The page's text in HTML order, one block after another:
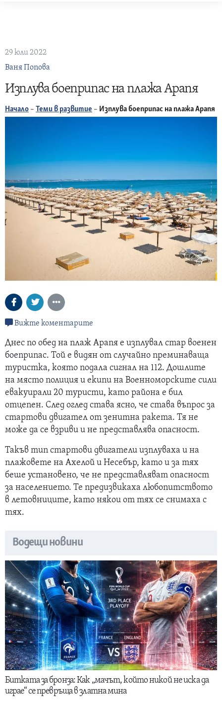
29 юли 2022
Ваня Попова
Изплува боеприпас на плажа Арапя
Начало – Теми в развитие – Изплува боеприпас на плажа Арапя
Вижте коментарите
Днес по обед на плаж Арапя е изплувал стар военен
боеприпас. Той е видян от случайно преминаваща
туристка, която подала сигнал на 112. Дошлите
на място полиция и екипи на Военноморските сили
евакуирали 20 туристи, като района е бил
отцепен. След оглед става ясно, че става въпрос за
стартови двигател от зенитна ракета. Тя не
може да се взриви и не представлява опасност.
Такъв тип стартови двигатели изплуваха и на
плажовете на Ахелой и Несебър, като и за тях
беше установено, че не представляват опасност
за населението. Те предизвикаха любопитството
в летовниците, като някои от тях се снимаха с
тях.
Водещи новини
Битката за бронза: Как „мачът, който никой не иска да
играе“ се превръща в златна мина